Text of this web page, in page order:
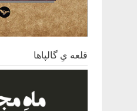
قلعه یِ ‌گالپاها